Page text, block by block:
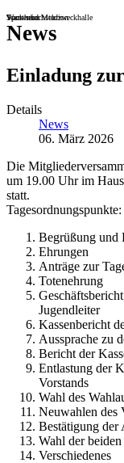
Sportheim
Turn- und Mehrzweckhalle
Wackenbachstadion
News
Einladung
Details
News
06. März 2026
Die
um 19.00 Uhr im
statt.
Tagesordnungspunkte:
Begrüßung und
Ehrungen
Anträge zur
Totenehrung
Jugendleiter
Kassenbericht
Aussprache zu
Bericht der
Entlastung der
Vorstands
Wahl des
Neuwahlen des
Bestätigung der
Wahl der
Verschiedenes